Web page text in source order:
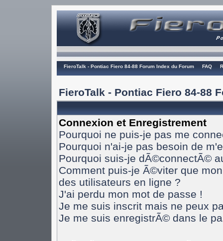
FieroTalk - Pontiac Fiero 84-88 Forum Index du Forum FAQ
FieroTalk - Pontiac Fiero 84-88
Connexion et Enregistrement
Pourquoi ne puis-je pas me
Pourquoi n'ai-je pas besoin de
Pourquoi suis-je dÃ©connectÃ©
Comment puis-je Ã©viter que
des utilisateurs en ligne ?
J'ai perdu mon mot de passe !
Je me suis inscrit mais ne peux
Je me suis enregistrÃ© dans le